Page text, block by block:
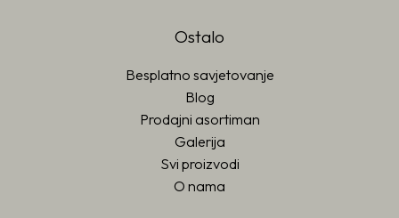
Ostalo
Besplatno savjetovanje
Blog
Prodajni asortiman
Galerija
Svi proizvodi
O nama